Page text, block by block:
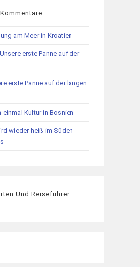
am Meer in Kroatien
Unsere erste Panne auf der
erste Panne auf der langen
einmal Kultur in Bosnien
wieder heiß im Süden
Und Reiseführer